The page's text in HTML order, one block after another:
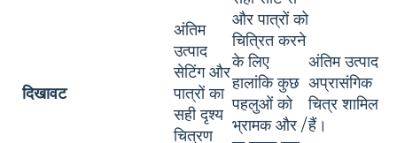
दिखावट
अंतिम
उत्पाद
सेटिंग और
पात्रों का
सही दृश्य
चित्रण
और पात्रों को
चित्रित करने
के लिए
हालांकि कुछ
पहलुओं को
भ्रामक और /
अंतिम उत्पाद
अप्रासंगिक
चित्र शामिल
हैं।